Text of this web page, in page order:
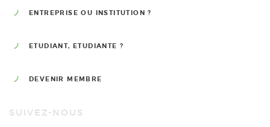
SUIVEZ-NOUS
ENTREPRISE OU INSTITUTION ?
ETUDIANT, ETUDIANTE ?
DEVENIR MEMBRE